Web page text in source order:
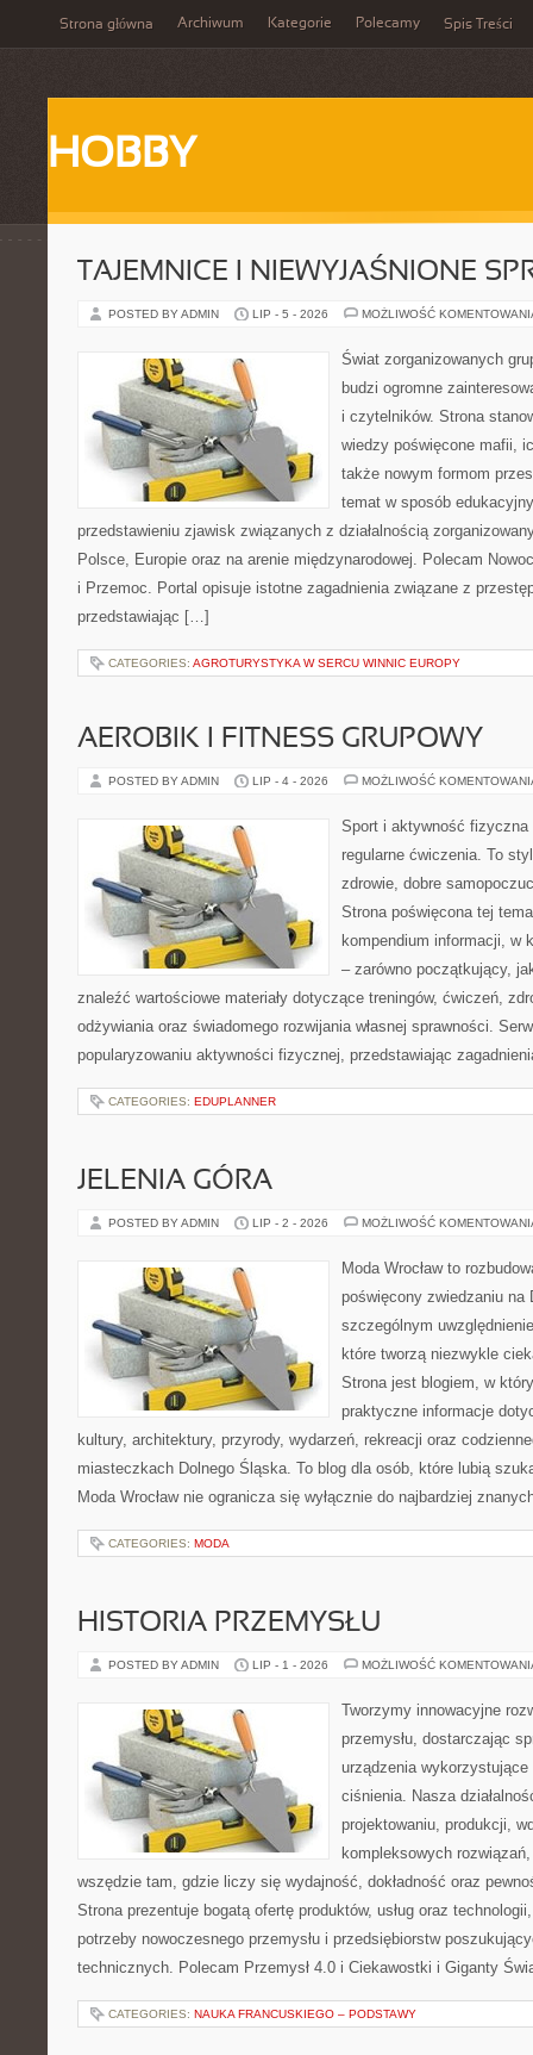
Strona główna Archiwum Kategorie Polecamy Spis Treści
HOBBY
TAJEMNICE I NIEWYJAŚNIONE
POSTED BY ADMIN LIP - 5 - 2026 MOŻLIWOŚĆ
Świat zorganizowanych
budzi ogromne
i czytelników. Strona
wiedzy poświęcone mafii,
także nowym formom
temat w sposób
przedstawieniu zjawisk związanych z działalnością
Polsce, Europie oraz na arenie międzynarodowej. Polecam
i Przemoc. Portal opisuje istotne zagadnienia związane z
przedstawiając […]
CATEGORIES: AGROTURYSTYKA W SERCU WINNIC EUROPY
AEROBIK I FITNESS GRUPOWY
POSTED BY ADMIN LIP - 4 - 2026 MOŻLIWOŚĆ
Sport i aktywność
regularne ćwiczenia. To
zdrowie, dobre
Strona poświęcona tej
kompendium informacji, w
– zarówno początkujący,
znaleźć wartościowe materiały dotyczące treningów, ćwiczeń,
odżywiania oraz świadomego rozwijania własnej sprawności.
popularyzowaniu aktywności fizycznej, przedstawiając
CATEGORIES: EDUPLANNER
JELENIA GÓRA
POSTED BY ADMIN LIP - 2 - 2026 MOŻLIWOŚĆ
Moda Wrocław to
poświęcony zwiedzaniu na
szczególnym
które tworzą niezwykle
Strona jest blogiem, w
praktyczne informacje
kultury, architektury, przyrody, wydarzeń, rekreacji oraz
miasteczkach Dolnego Śląska. To blog dla osób, które lubią
Moda Wrocław nie ogranicza się wyłącznie do najbardziej
CATEGORIES: MODA
HISTORIA PRZEMYSŁU
POSTED BY ADMIN LIP - 1 - 2026 MOŻLIWOŚĆ
Tworzymy innowacyjne
przemysłu, dostarczając
urządzenia
ciśnienia. Nasza
projektowaniu, produkcji,
kompleksowych
wszędzie tam, gdzie liczy się wydajność, dokładność oraz
Strona prezentuje bogatą ofertę produktów, usług oraz
potrzeby nowoczesnego przemysłu i przedsiębiorstw
technicznych. Polecam Przemysł 4.0 i Ciekawostki i Giganty
CATEGORIES: NAUKA FRANCUSKIEGO – PODSTAWY